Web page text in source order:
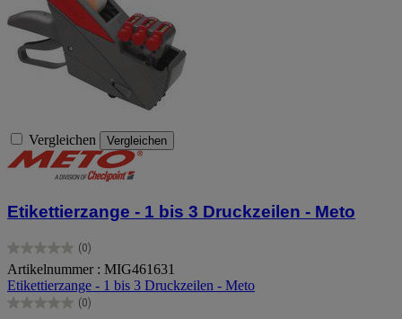
Vergleichen Vergleichen
Etikettierzange - 1 bis 3 Druckzeilen - Meto
(0)
0.0
von
5
Sternen.
Artikelnummer : MIG461631
Etikettierzange - 1 bis 3 Druckzeilen - Meto
(0)
0.0